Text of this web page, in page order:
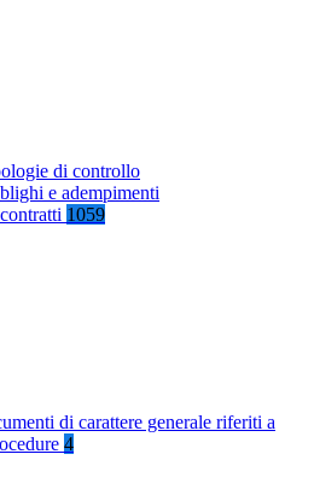
di controllo
e adempimenti
1059
di carattere generale riferiti a
4